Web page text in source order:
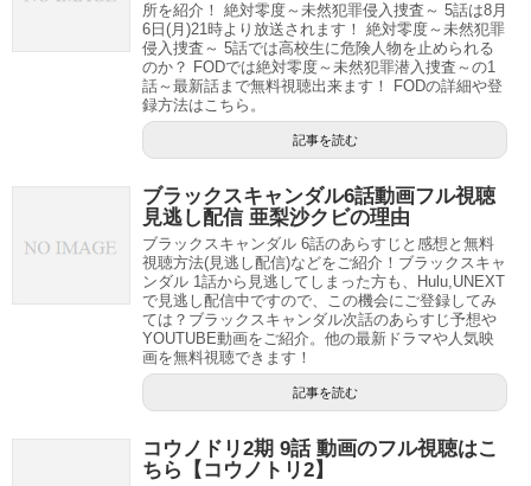
所を紹介！ 絶対零度～未然犯罪侵入捜査～ 5話は8月
6日(月)21時より放送されます！ 絶対零度～未然犯罪
侵入捜査～ 5話では高校生に危険人物を止められる
のか？ FODでは絶対零度～未然犯罪潜入捜査～の1
話～最新話まで無料視聴出来ます！ FODの詳細や登
録方法はこちら。
記事を読む
ブラックスキャンダル6話動画フル視聴
見逃し配信 亜梨沙クビの理由
ブラックスキャンダル 6話のあらすじと感想と無料
視聴方法(見逃し配信)などをご紹介！ブラックスキャ
ンダル 1話から見逃してしまった方も、Hulu,UNEXT
で見逃し配信中ですので、この機会にご登録してみ
ては？ブラックスキャンダル次話のあらすじ予想や
YOUTUBE動画をご紹介。他の最新ドラマや人気映
画を無料視聴できます！
記事を読む
コウノドリ2期 9話 動画のフル視聴はこ
ちら【コウノトリ2】